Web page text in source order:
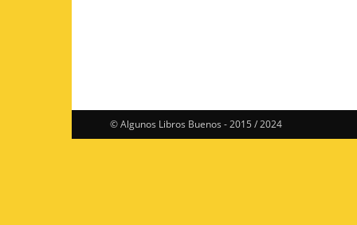
© Algunos Libros Buenos - 2015 / 2024